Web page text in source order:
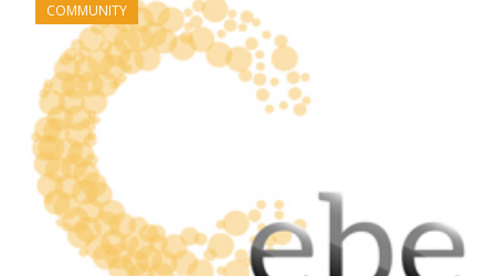
COMMUNITY